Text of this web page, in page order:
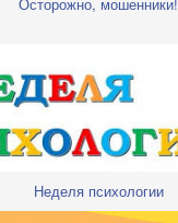
Неделя психологии